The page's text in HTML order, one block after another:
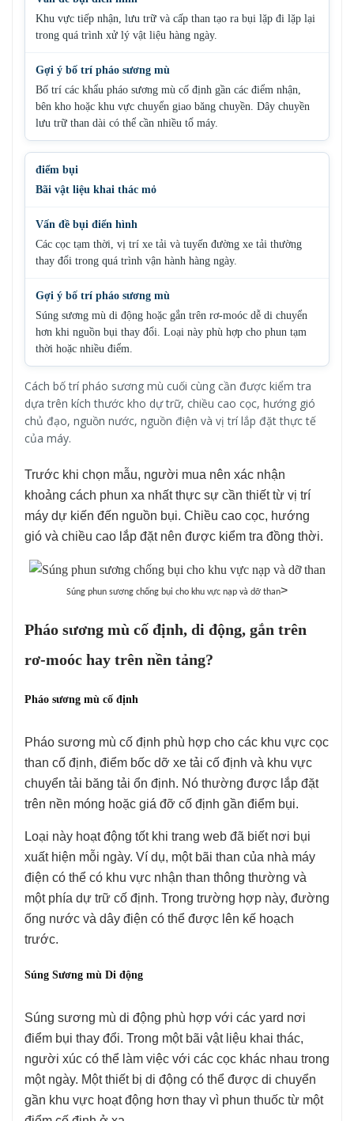
Khu vực tiếp nhận, lưu trữ và cấp than tạo ra bụi lặp đi lặp lại
trong quá trình xử lý vật liệu hàng ngày.
Bố trí các khẩu pháo sương mù cố định gần các điểm nhận,
bên kho hoặc khu vực chuyển giao băng chuyền. Dây chuyền
lưu trữ than dài có thể cần nhiều tổ máy.
Bãi vật liệu khai thác mỏ
Các cọc tạm thời, vị trí xe tải và tuyến đường xe tải thường
thay đổi trong quá trình vận hành hàng ngày.
Súng sương mù di động hoặc gắn trên rơ-moóc dễ di chuyển
hơn khi nguồn bụi thay đổi. Loại này phù hợp cho phun tạm
thời hoặc nhiều điểm.
Cách bố trí pháo sương mù cuối cùng cần được kiểm tra
dựa trên kích thước kho dự trữ, chiều cao cọc, hướng gió
chủ đạo, nguồn nước, nguồn điện và vị trí lắp đặt thực tế
của máy.
Trước khi chọn mẫu, người mua nên xác nhận
khoảng cách phun xa nhất thực sự cần thiết từ vị trí
máy dự kiến đến nguồn bụi. Chiều cao cọc, hướng
gió và chiều cao lắp đặt nên được kiểm tra đồng thời.
Súng phun sương chống bụi cho khu vực nạp và dỡ than>
Pháo sương mù cố định, di động, gắn trên
rơ-moóc hay trên nền tảng?
Pháo sương mù cố định
Pháo sương mù cố định phù hợp cho các khu vực cọc
than cố định, điểm bốc dỡ xe tải cố định và khu vực
chuyển tải băng tải ổn định. Nó thường được lắp đặt
trên nền móng hoặc giá đỡ cố định gần điểm bụi.
Loại này hoạt động tốt khi trang web đã biết nơi bụi
xuất hiện mỗi ngày. Ví dụ, một bãi than của nhà máy
điện có thể có khu vực nhận than thông thường và
một phía dự trữ cố định. Trong trường hợp này, đường
ống nước và dây điện có thể được lên kế hoạch
trước.
Súng Sương mù Di động
Súng sương mù di động phù hợp với các yard nơi
điểm bụi thay đổi. Trong một bãi vật liệu khai thác,
người xúc có thể làm việc với các cọc khác nhau trong
một ngày. Một thiết bị di động có thể được di chuyển
gần khu vực hoạt động hơn thay vì phun thuốc từ một